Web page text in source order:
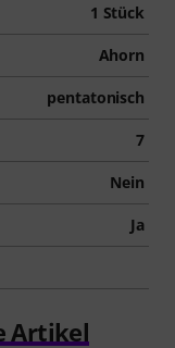
1 Stück
Ahorn
pentatonisch
7
Nein
Ja
Artikel